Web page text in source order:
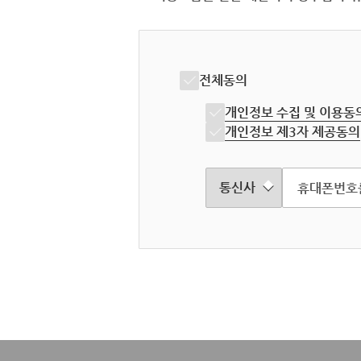
전체동의
개인정보 수집 및 이용동
개인정보 제3자 제공동의